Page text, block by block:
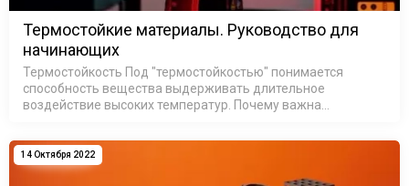
Термостойкие материалы. Руководство для
начинающих
Термостойкость Под "термостойкостью" понимается
способность вещества выдерживать длительное
воздействие высоких температур. Почему важна
обладают лучшими механическими характер…
14 Октября 2022